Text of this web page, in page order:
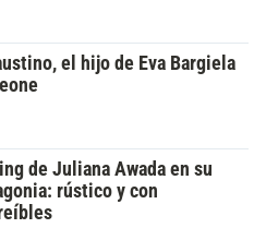
el hijo de Eva Bargiela
de Juliana Awada en su
rústico y con